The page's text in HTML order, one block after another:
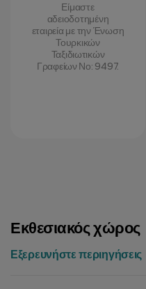
Είμαστε
αδειοδοτημένη
εταιρεία με την Ένωση
Τουρκικών
Ταξιδιωτικών
Γραφείων Νο: 9497.
Εκθεσιακός χώρος
Εξερευνήστε περιηγήσεις